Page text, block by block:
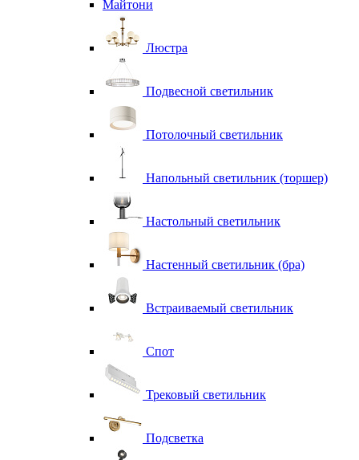
Майтони
Люстра
Подвесной светильник
Потолочный светильник
Напольный светильник (торшер)
Настольный светильник
Настенный светильник (бра)
Встраиваемый светильник
Спот
Трековый светильник
Подсветка